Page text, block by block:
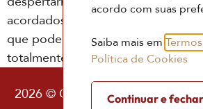
acordados, para novos estados
que podemos realmente despertar
totalmente novo?
2026 © Coexiste – Consultoria
acordo com suas
Saiba mais em
Política de Cookies
Continuar e fechar